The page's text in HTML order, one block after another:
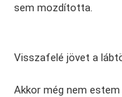
sem mozdította.
Visszafelé jövet a
Akkor még nem